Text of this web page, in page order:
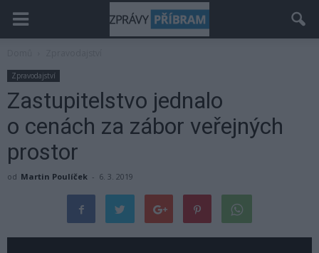
Zpravodajství
Zastupitelstvo jednalo
o cenách za zábor veřejných
prostor
od Martin Poulíček - 6. 3. 2019